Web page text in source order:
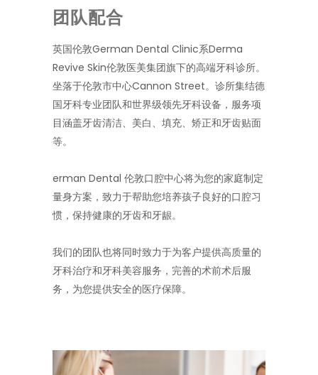
团队配合
英国伦敦German Dental Clinic系Derma
Revive Skin伦敦医美集团旗下的高端牙科诊所。
坐落于伦敦市中心Cannon Street。诊所集结德
国牙科专业团队和世界级领先牙科设备，服务项
目涵盖牙齿清洁、美白、填充、矫正和牙齿贴面
等。
erman Dental 伦敦口腔中心将为您的家庭制定
量身方案，致力于帮助您培养孩子良好的口腔习
惯，保持健康的牙齿和牙龈。
我们的团队也将同时致力于为客户提供高质量的
牙科治疗和牙科美容服务，完善的术前术后服
务，为您提供安全的医疗保障。